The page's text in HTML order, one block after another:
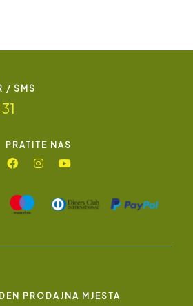
/ SMS
PRATITE NAS
PRODAJNA MJESTA